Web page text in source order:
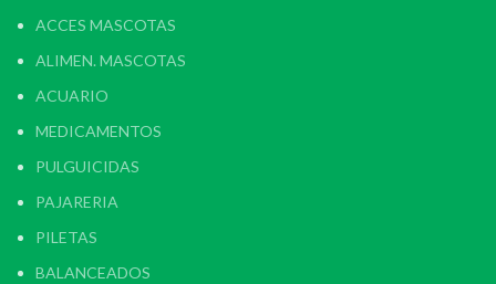
ACCES MASCOTAS
ALIMEN. MASCOTAS
ACUARIO
MEDICAMENTOS
PULGUICIDAS
PAJARERIA
PILETAS
BALANCEADOS